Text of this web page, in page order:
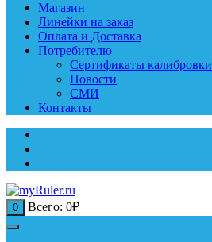
Магазин
Линейки на заказ
Оплата и Доставка
Потребителю
Сертификаты калибровки
Новости
СМИ
Контакты
0 Всего: 0₽